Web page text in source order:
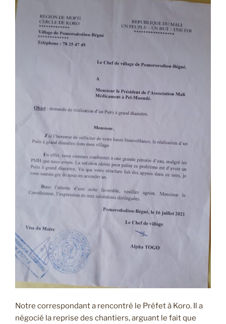
Notre correspondant a rencontré le Préfet à Koro. Il a
négocié la reprise des chantiers, arguant le fait que